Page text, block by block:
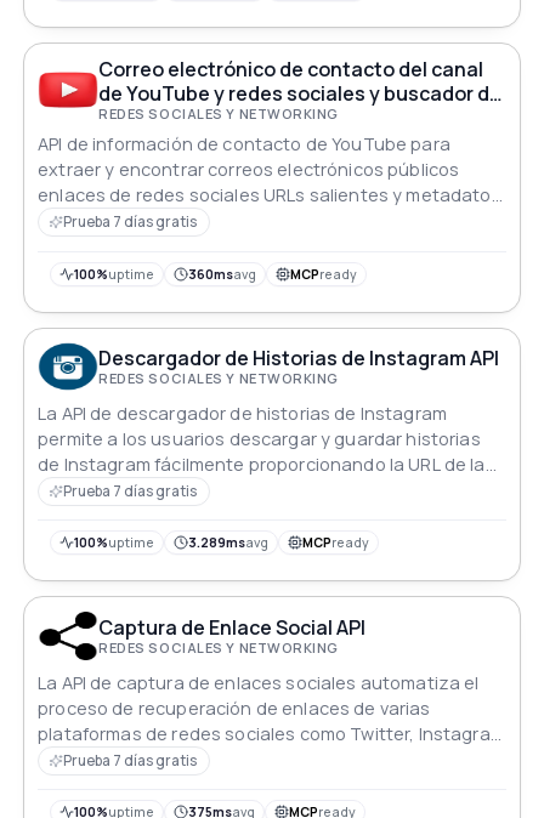
foto de Pinterest.
Correo electrónico de contacto del canal
de YouTube y redes sociales y buscador de
URLs API
REDES SOCIALES Y NETWORKING
API de información de contacto de YouTube para
extraer y encontrar correos electrónicos públicos
enlaces de redes sociales URLs salientes y metadatos
del canal Diseñada para equipos que necesitan una
creadores enriquecimiento de datos investigación de
YouTube
Prueba 7 días gratis
100%uptime 360msavg MCPready
Descargador de Historias de Instagram API
REDES SOCIALES Y NETWORKING
La API de descargador de historias de Instagram
permite a los usuarios descargar y guardar historias
de Instagram fácilmente proporcionando la URL de la
historia.
Prueba 7 días gratis
100%uptime 3.289msavg MCPready
Captura de Enlace Social API
REDES SOCIALES Y NETWORKING
La API de captura de enlaces sociales automatiza el
proceso de recuperación de enlaces de varias
plataformas de redes sociales como Twitter, Instagram
y Facebook.
Prueba 7 días gratis
100%uptime 375msavg MCPready